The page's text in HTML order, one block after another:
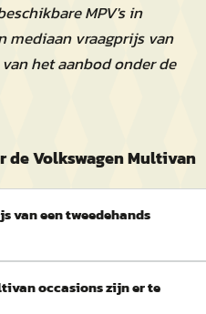
MPV's in
mediaan vraagprijs van
van het aanbod onder de
de Volkswagen Multivan
van een tweedehands
occasions zijn er te